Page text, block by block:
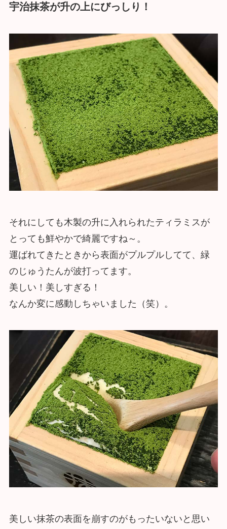
宇治抹茶が升の上にびっしり！
それにしても木製の升に入れられたティラミスが
とっても鮮やかで綺麗ですね～。
運ばれてきたときから表面がプルプルしてて、緑
のじゅうたんが波打ってます。
美しい！美しすぎる！
なんか変に感動しちゃいました（笑）。
美しい抹茶の表面を崩すのがもったいないと思い